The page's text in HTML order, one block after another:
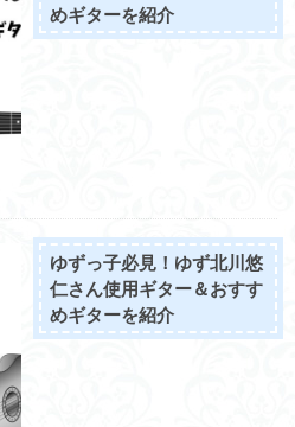
めギターを紹介
ゆずっ子必見！ゆず北川悠
仁さん使用ギター＆おすす
めギターを紹介